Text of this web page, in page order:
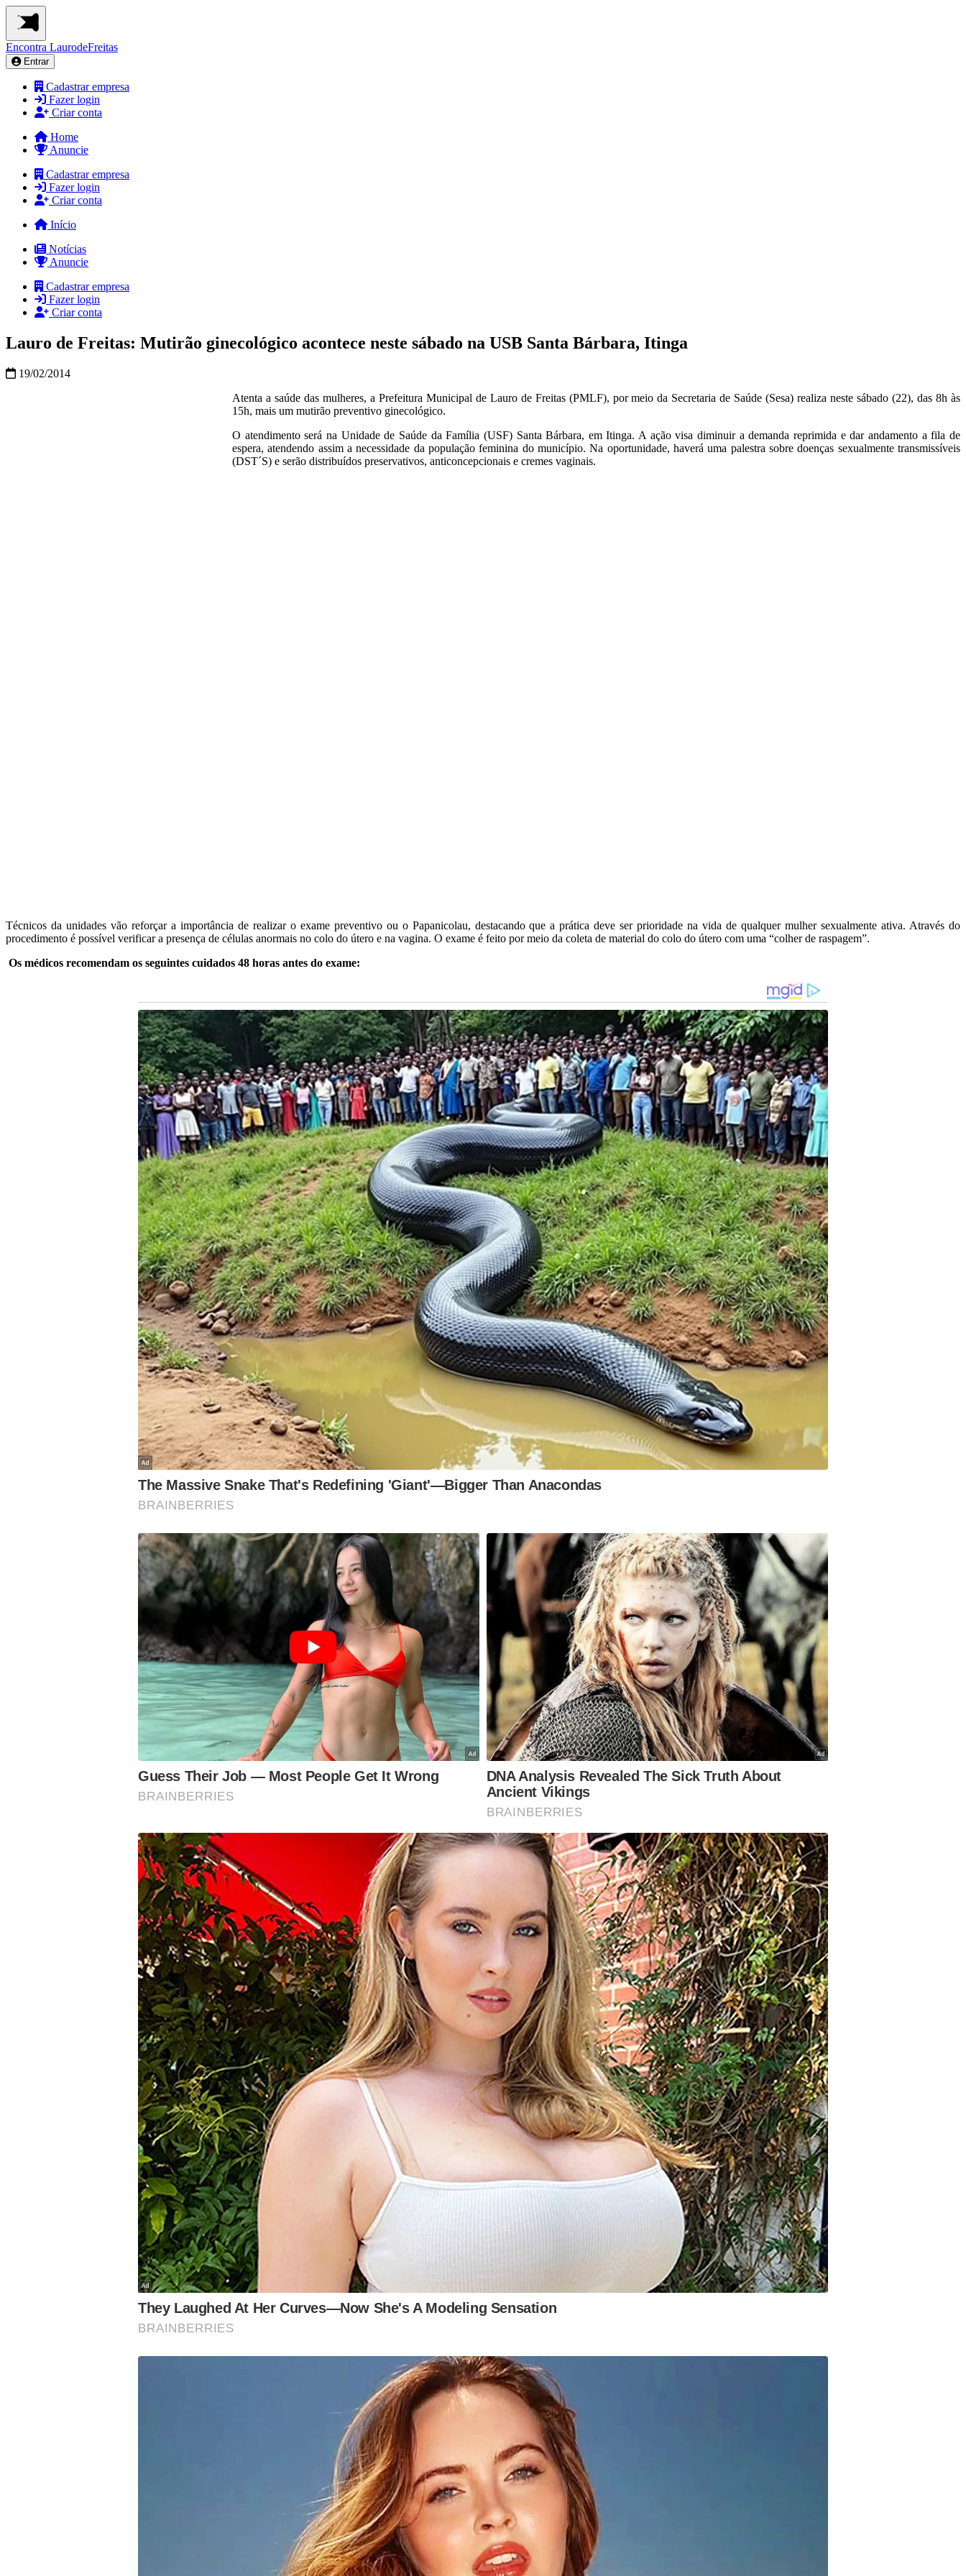
Encontra LaurodeFreitas
Entrar
Cadastrar empresa
Fazer login
Criar conta
Home
Anuncie
Cadastrar empresa
Fazer login
Criar conta
Início
Notícias
Anuncie
Cadastrar empresa
Fazer login
Criar conta
Lauro de Freitas: Mutirão ginecológico acontece neste sábado na USB Santa Bárbara, Itinga
19/02/2014
Atenta a saúde das mulheres, a Prefeitura Municipal de Lauro de Freitas (PMLF), por meio da Secretaria de Saúde (Sesa) realiza neste sábado (22), das 8h às
15h, mais um mutirão preventivo ginecológico.
O atendimento será na Unidade de Saúde da Família (USF) Santa Bárbara, em Itinga. A ação visa diminuir a demanda reprimida e dar andamento a fila de
espera, atendendo assim a necessidade da população feminina do município. Na oportunidade, haverá uma palestra sobre doenças sexualmente transmissíveis
(DST´S) e serão distribuídos preservativos, anticoncepcionais e cremes vaginais.
Técnicos da unidades vão reforçar a importância de realizar o exame preventivo ou o Papanicolau, destacando que a prática deve ser prioridade na vida de qualquer mulher sexualmente ativa. Através do
procedimento é possível verificar a presença de células anormais no colo do útero e na vagina. O exame é feito por meio da coleta de material do colo do útero com uma “colher de raspagem”.
Os médicos recomendam os seguintes cuidados 48 horas antes do exame: